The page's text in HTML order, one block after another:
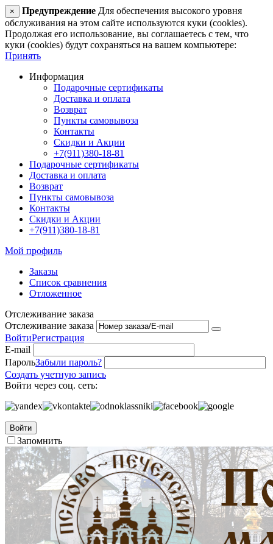
× Предупреждение Для обеспечения высокого уровня
обслуживания на этом сайте используются куки (cookies).
Продолжая его использование, вы соглашаетесь с тем, что
куки (cookies) будут сохраняться на вашем компьютере:
Принять
Информация
Подарочные сертификаты
Доставка и оплата
Возврат
Пункты самовывоза
Контакты
Скидки и Акции
+7(911)380-18-81
Подарочные сертификаты
Доставка и оплата
Возврат
Пункты самовывоза
Контакты
Скидки и Акции
+7(911)380-18-81
Мой профиль
Заказы
Список сравнения
Отложенное
Отслеживание заказа
Отслеживание заказа
ВойтиРегистрация
E-mail
ПарольЗабыли пароль?
Создать учетную запись
Войти через соц. сеть:
Войти
Запомнить